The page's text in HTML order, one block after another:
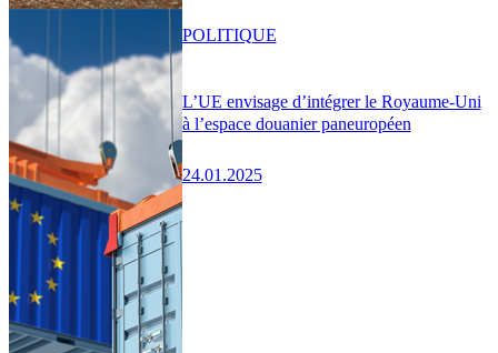
L’UE envisage d’intégrer le Royaume-Uni
à l’espace douanier paneuropéen
24.01.2025
POLITIQUE